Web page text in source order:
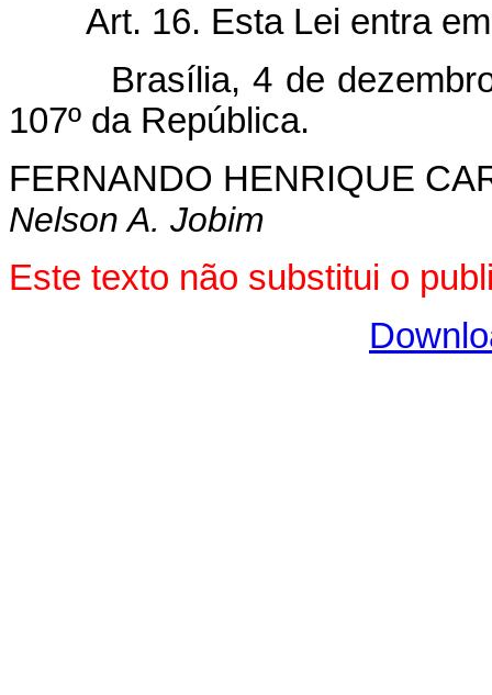
Art. 16. Esta Lei entra
Brasília, 4 de dezembro
107º da República.
FERNANDO HENRIQUE
Nelson A. Jobim
Este texto não substitui o